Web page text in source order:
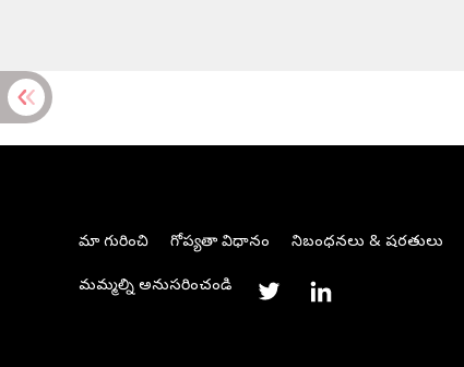
మా గురించి గోప్యతా విధానం నిబంధనలు & షరతులు
మమ్మల్ని అనుసరించండి